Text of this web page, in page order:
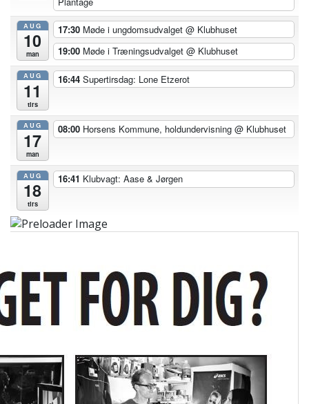
AUG
10
man
17:30 Møde i ungdomsudvalget @ Klubhuset
19:00 Møde i Træningsudvalget @ Klubhuset
AUG
11
tirs
16:44 Supertirsdag: Lone Etzerot
AUG
17
man
08:00 Horsens Kommune, holdundervisning @ Klubhuset
AUG
18
tirs
16:41 Klubvagt: Aase & Jørgen